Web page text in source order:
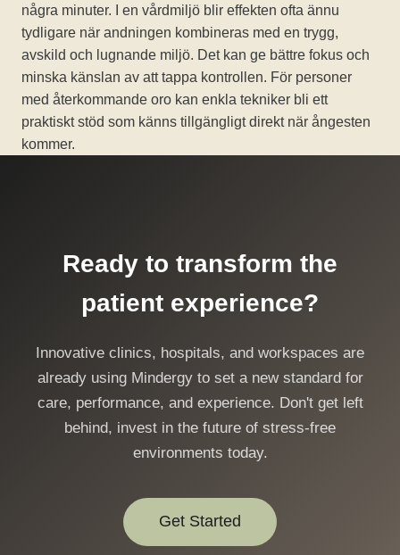
några minuter. I en vårdmiljö blir effekten ofta ännu
tydligare när andningen kombineras med en trygg,
avskild och lugnande miljö. Det kan ge bättre fokus och
minska känslan av att tappa kontrollen. För personer
med återkommande oro kan enkla tekniker bli ett
praktiskt stöd som känns tillgängligt direkt när ångesten
kommer.
Ready to transform the
patient experience?
Innovative clinics, hospitals, and workspaces are
already using Mindergy to set a new standard for
care, performance, and experience. Don't get left
behind, invest in the future of stress-free
environments today.
Get Started